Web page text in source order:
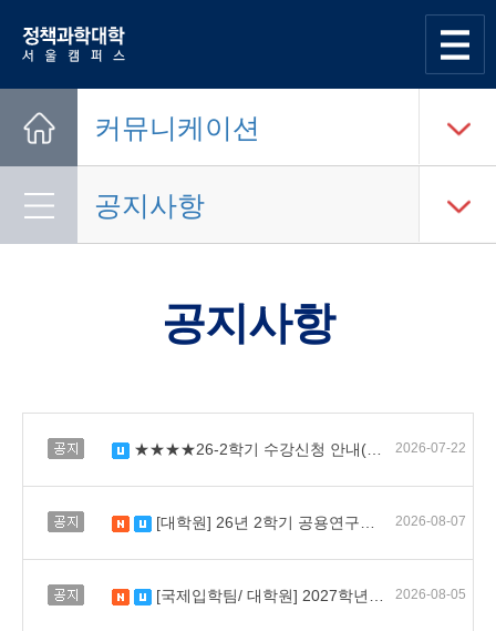
한양대학교
커뮤니케이션
공지사항
공지사항
공지 수정됨★★★★26-2학기 수강신청 안내(학부)★★★ 업데이트 ~ing 2026-07-22
공지 새 글수정됨[대학원] 26년 2학기 공용연구실 지정좌석 및 사물함, 출입권한 신청 안내 2026-08-07
공지 새 글수정됨[국제입학팀/ 대학원] 2027학년도 전기 대학원 외국인특별전형 일정안내 2026-08-05